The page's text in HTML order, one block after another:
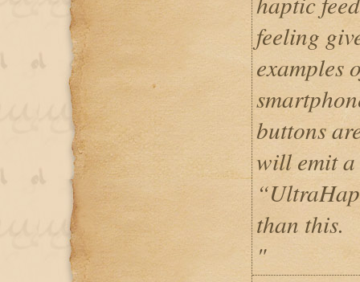
feeling
examples
buttons
will emit a
than this.
"